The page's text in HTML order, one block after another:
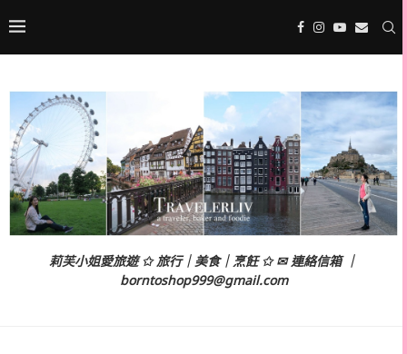
莉芙小姐愛旅遊 ✩ 旅行｜美食｜烹飪 ✩ ✉ 連絡信箱 ｜
borntoshop999@gmail.com